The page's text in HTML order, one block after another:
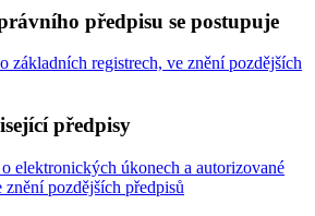
předpisu se postupuje
základních registrech, ve znění pozdějších
předpisy
elektronických úkonech a autorizované
pozdějších předpisů